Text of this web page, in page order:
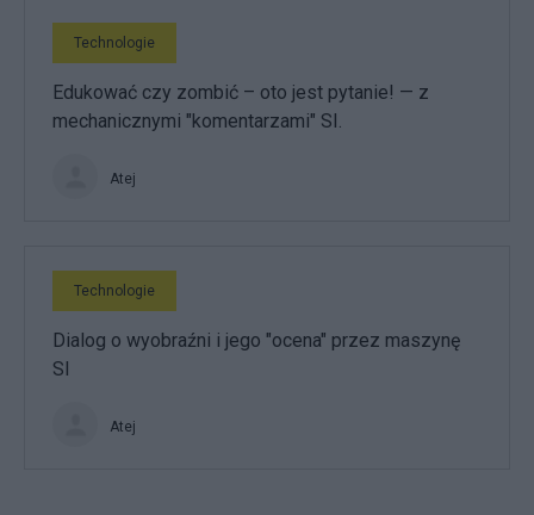
Technologie
Edukować czy zombić – oto jest pytanie! — z
mechanicznymi "komentarzami" SI.
Atej
Technologie
Dialog o wyobraźni i jego "ocena" przez maszynę
SI
Atej